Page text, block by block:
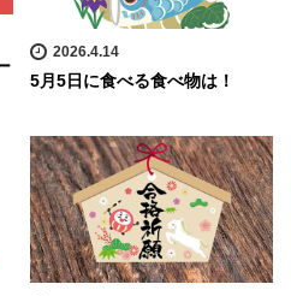
2026.4.14
5月5日に食べる食べ物は！